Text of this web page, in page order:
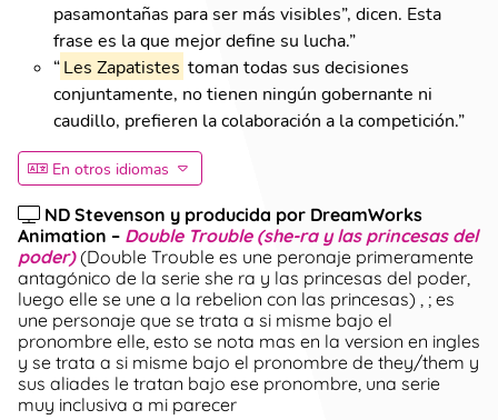
pasamontañas para ser más visibles”, dicen. Esta
frase es la que mejor define su lucha.”
“ Les Zapatistes toman todas sus decisiones
conjuntamente, no tienen ningún gobernante ni
caudillo, prefieren la colaboración a la competición.”
En otros idiomas
ND Stevenson y producida por DreamWorks
Animation – Double Trouble (she-ra y las princesas del
poder)(Double Trouble es une peronaje primeramente
antagónico de la serie she ra y las princesas del poder,
luego elle se une a la rebelion con las princesas) ; es
une personaje que se trata a si misme bajo el
pronombre elle, esto se nota mas en la version en ingles
y se trata a si misme bajo el pronombre de they/them y
sus aliades le tratan bajo ese pronombre, una serie
muy inclusiva a mi parecer